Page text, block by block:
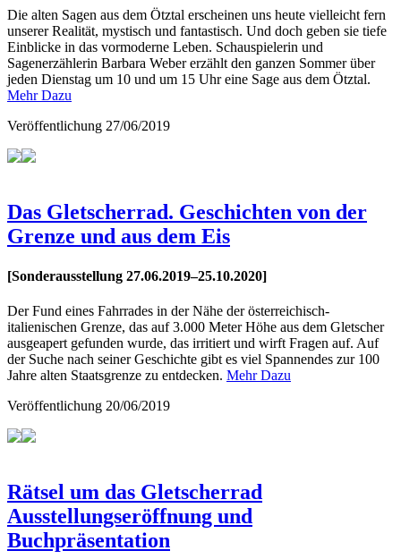
Die alten Sagen aus dem Ötztal erscheinen uns heute vielleicht fern
unserer Realität, mystisch und fantastisch. Und doch geben sie tiefe
Einblicke in das vormoderne Leben. Schauspielerin und
Sagenerzählerin Barbara Weber erzählt den ganzen Sommer über
jeden Dienstag um 10 und um 15 Uhr eine Sage aus dem Ötztal.
Mehr Dazu
Veröffentlichung 27/06/2019
Das Gletscherrad. Geschichten von der
Grenze und aus dem Eis
[Sonderausstellung 27.06.2019–25.10.2020]
Der Fund eines Fahrrades in der Nähe der österreichisch-
italienischen Grenze, das auf 3.000 Meter Höhe aus dem Gletscher
ausgeapert gefunden wurde, das irritiert und wirft Fragen auf. Auf
der Suche nach seiner Geschichte gibt es viel Spannendes zur 100
Jahre alten Staatsgrenze zu entdecken. Mehr Dazu
Veröffentlichung 20/06/2019
Rätsel um das Gletscherrad
Ausstellungseröffnung und
Buchpräsentation